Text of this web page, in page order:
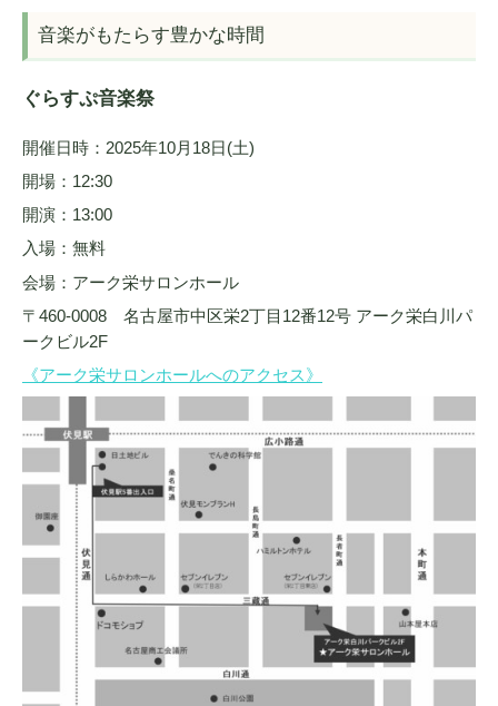
音楽がもたらす豊かな時間
ぐらすぷ音楽祭
開催日時：2025年10月18日(土)
開場：12:30
開演：13:00
入場：無料
会場：アーク栄サロンホール
〒460-0008 名古屋市中区栄2丁目12番12号 アーク栄白川パ
ークビル2F
《アーク栄サロンホールへのアクセス》